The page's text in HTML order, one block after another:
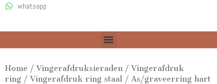
whatsapp
Home / Vingerafdruksieraden / Vingerafdruk
ring / Vingerafdruk ring staal / As/graveerring hart